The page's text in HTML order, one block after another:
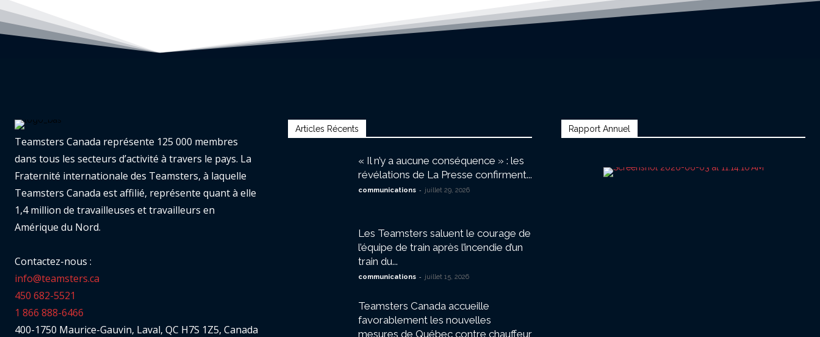
Teamsters Canada représente 125 000 membres
dans tous les secteurs d’activité à travers le pays. La
Fraternité internationale des Teamsters, à laquelle
Teamsters Canada est affilié, représente quant à elle
1,4 million de travailleuses et travailleurs en
Amérique du Nord.
Contactez-nous :
info@teamsters.ca
450 682-5521
1 866 888-6466
400-1750 Maurice-Gauvin, Laval, QC H7S 1Z5, Canada
Articles Récents
« Il n’y a aucune conséquence » : les
révélations de La Presse confirment...
communications - juillet 29, 2026
Les Teamsters saluent le courage de
l’équipe de train après l’incendie d’un
train du...
communications - juillet 15, 2026
Teamsters Canada accueille
favorablement les nouvelles
mesures de Québec contre chauffeur
Rapport Annuel